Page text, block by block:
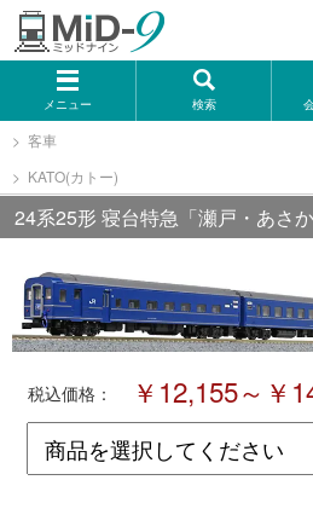
メニュー 検索
メーカー一覧
TOMIX
KATO
GREENMAX
トミーテック
マイクロエース
Bトレインショーティー
客車
KATO(カトー)
24系25形 寝台特急「瀬戸・あさ
税込価格： ￥12,155～￥